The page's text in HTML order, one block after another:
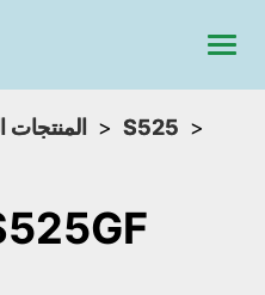
المنتجات
S525